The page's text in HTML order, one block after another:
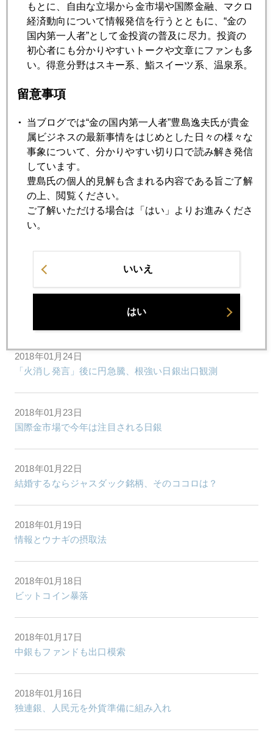
1月 2月 3月 4月 5月 6月
7月 8月 9月 10月 11月 12月
株式・債券同時安、市場は当惑
2018年01月30日
ヘッジファンドが仮想通貨ＮＥＭ相場に食指
2018年01月29日
トランプ・黒田発言とコインチェック大騒動
ムニューチン・ショック、ドル安時代到来か、金は急騰
2018年01月24日
「火消し発言」後に円急騰、根強い日銀出口観測
2018年01月23日
国際金市場で今年は注目される日銀
2018年01月22日
結婚するならジャスダック銘柄、そのココロは？
2018年01月19日
情報とウナギの摂取法
2018年01月18日
ビットコイン暴落
2018年01月17日
中銀もファンドも出口模索
2018年01月16日
独連銀、人民元を外貨準備に組み入れ
もとに、自由な立場から金市場や国際金融、マクロ
経済動向について情報発信を行うとともに、“金の
国内第一人者”として金投資の普及に尽力。投資の
初心者にも分かりやすいトークや文章にファンも多
い。得意分野はスキー系、鮨スイーツ系、温泉系。
留意事項
当ブログでは“金の国内第一人者”豊島逸夫氏が貴金
属ビジネスの最新事情をはじめとした日々の様々な
事象について、分かりやすい切り口で読み解き発信
しています。
豊島氏の個人的見解も含まれる内容である旨ご了解
の上、閲覧ください。
ご了解いただける場合は「はい」よりお進みくださ
い。
いいえ
はい